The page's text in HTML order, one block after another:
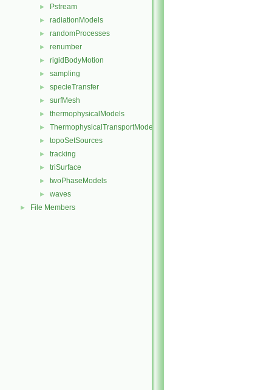
► Pstream
► radiationModels
► randomProcesses
► renumber
► rigidBodyMotion
► sampling
► specieTransfer
► surfMesh
► thermophysicalModels
► ThermophysicalTransportModels
► topoSetSources
► tracking
► triSurface
► twoPhaseModels
► waves
► File Members